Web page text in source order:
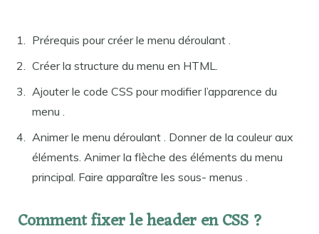
Prérequis pour créer le menu déroulant .
Créer la structure du menu en HTML.
Ajouter le code CSS pour modifier l’apparence du
menu .
Animer le menu déroulant . Donner de la couleur aux
éléments. Animer la flèche des éléments du menu
principal. Faire apparaître les sous- menus .
Comment fixer le header en CSS ?